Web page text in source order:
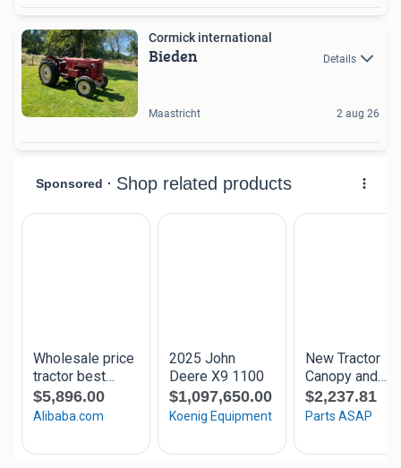
Cormick international
Bieden Details
Maastricht 2 aug 26